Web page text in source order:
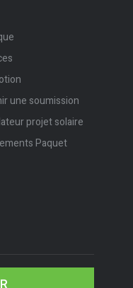
une soumission
projet solaire
Paquet